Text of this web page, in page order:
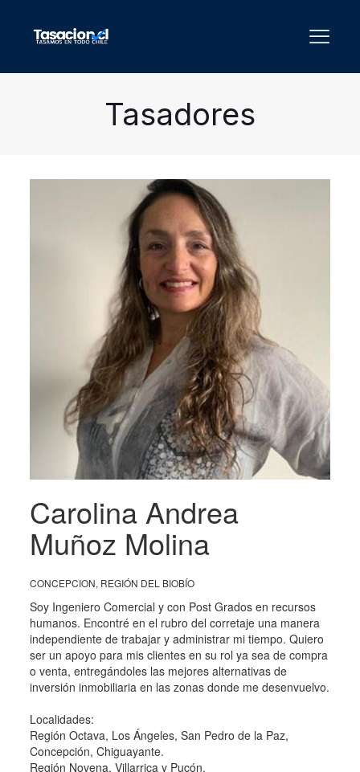
Tasadores
Carolina Andrea
Muñoz Molina
CONCEPCION, REGIÓN DEL BIOBÍO
Soy Ingeniero Comercial y con Post Grados en recursos
humanos. Encontré en el rubro del corretaje una manera
independiente de trabajar y administrar mi tiempo. Quiero
ser un apoyo para mis clientes en su rol ya sea de compra
o venta, entregándoles las mejores alternativas de
inversión inmobiliaria en las zonas donde me desenvuelvo.
Localidades:
Región Octava, Los Ángeles, San Pedro de la Paz,
Concepción, Chiguayante.
Región Novena, Villarrica y Pucón.